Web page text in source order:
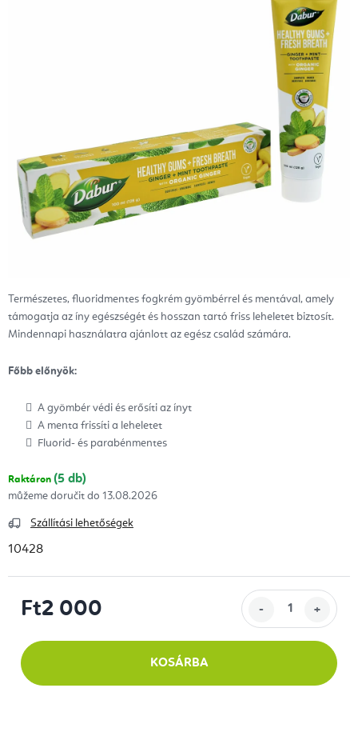
Természetes, fluoridmentes fogkrém gyömbérrel és mentával, amely
támogatja az íny egészségét és hosszan tartó friss leheletet biztosít.
Mindennapi használatra ajánlott az egész család számára.
Főbb előnyök:
A gyömbér védi és erősíti az ínyt
A menta frissíti a leheletet
Fluorid- és parabénmentes
Raktáron (5 db)
13.08.2026
Szállítási lehetőségek
10428
Ft2 000
KOSÁRBA